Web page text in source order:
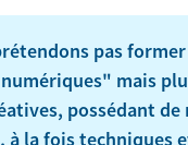
pas
mais
possédant